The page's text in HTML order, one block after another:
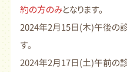
約の方のみとなります。
2024年2月15日(木)午後の
す。
2024年2月17日(土)午前の